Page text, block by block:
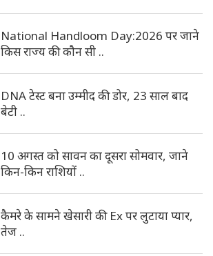
National Handloom Day:2026 पर जाने
किस राज्य की कौन सी ..
DNA टेस्ट बना उम्मीद की डोर, 23 साल बाद
बेटी ..
10 अगस्त को सावन का दूसरा सोमवार, जाने
किन-किन राशियों ..
कैमरे के सामने खेसारी की Ex पर लुटाया प्यार,
तेज ..